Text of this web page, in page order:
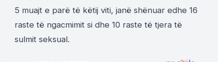
5 muajt e parë të këtij viti, janë shënuar edhe 16
raste të ngacmimit si dhe 10 raste të tjera të
sulmit seksual.